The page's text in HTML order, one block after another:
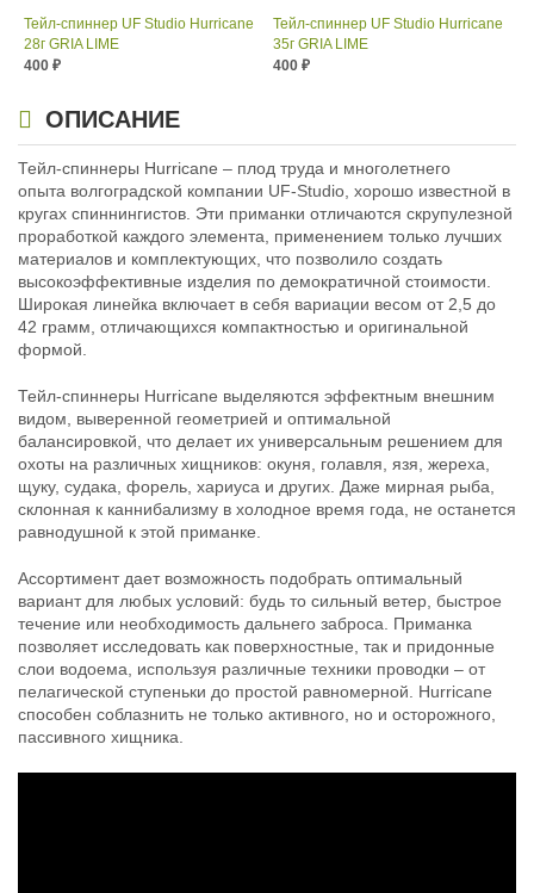
Тейл-спиннер UF Studio Hurricane
28г GRIA LIME
400 ₽
Номер крючка:#5
Лепесток:worth Colorado blade #3
Тейл-спиннер UF Studio Hurricane
35г GRIA LIME
400 ₽
Лепесток:
Worth Colorado Blade #3½
Тейл-спиннер UF Studio Hurricane
14г GRIA LIME
400₽
Длина приманки: 25 мм
14 г
Номер крючка:
#8
Лепесток:worth Colorado blade #3
Тейл-спиннер UF Studio Hurricane
18г GRIA LIME
400₽
Длина приманки: 25 мм
Вес приманки:
Номер крючка:
Лепесток:worth Colorado blade #3
Тейл-спиннер UF Studio Hurricane
7,5г GRIA FROG
10г GRIA LIME
ОПИСАНИЕ
Тейл-спиннеры Hurricane – плод труда и многолетнего
опыта волгоградской компании UF-Studio, хорошо известной в
кругах спиннингистов. Эти приманки отличаются скрупулезной
проработкой каждого элемента, применением только лучших
материалов и комплектующих, что позволило создать
высокоэффективные изделия по демократичной стоимости.
Широкая линейка включает в себя вариации весом от 2,5 до
42 грамм, отличающихся компактностью и оригинальной
формой.
Тейл-спиннеры Hurricane выделяются эффектным внешним
видом, выверенной геометрией и оптимальной
балансировкой, что делает их универсальным решением для
охоты на различных хищников: окуня, голавля, язя, жереха,
щуку, судака, форель, хариуса и других. Даже мирная рыба,
склонная к каннибализму в холодное время года, не останется
равнодушной к этой приманке.
Ассортимент дает возможность подобрать оптимальный
вариант для любых условий: будь то сильный ветер, быстрое
течение или необходимость дальнего заброса. Приманка
позволяет исследовать как поверхностные, так и придонные
слои водоема, используя различные техники проводки – от
пелагической ступеньки до простой равномерной. Hurricane
способен соблазнить не только активного, но и осторожного,
пассивного хищника.